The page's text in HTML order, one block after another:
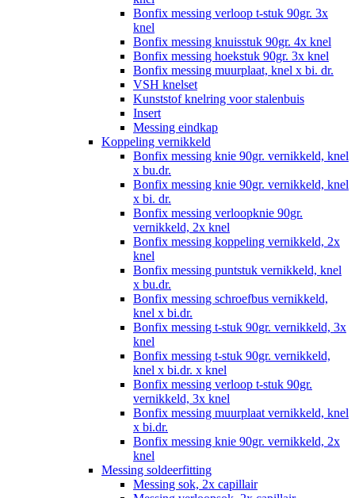
Bonfix messing verloop t-stuk 90gr. 3x
knel
Bonfix messing knuisstuk 90gr. 4x knel
Bonfix messing hoekstuk 90gr. 3x knel
Bonfix messing muurplaat, knel x bi. dr.
VSH knelset
Kunststof knelring voor stalenbuis
Insert
Messing eindkap
Koppeling vernikkeld
Bonfix messing knie 90gr. vernikkeld, knel
x bu.dr.
Bonfix messing knie 90gr. vernikkeld, knel
x bi. dr.
Bonfix messing verloopknie 90gr.
vernikkeld, 2x knel
Bonfix messing koppeling vernikkeld, 2x
knel
Bonfix messing puntstuk vernikkeld, knel
x bu.dr.
Bonfix messing schroefbus vernikkeld,
knel x bi.dr.
Bonfix messing t-stuk 90gr. vernikkeld, 3x
knel
Bonfix messing t-stuk 90gr. vernikkeld,
knel x bi.dr. x knel
Bonfix messing verloop t-stuk 90gr.
vernikkeld, 3x knel
Bonfix messing muurplaat vernikkeld, knel
x bi.dr.
Bonfix messing knie 90gr. vernikkeld, 2x
knel
Messing soldeerfitting
Messing sok, 2x capillair